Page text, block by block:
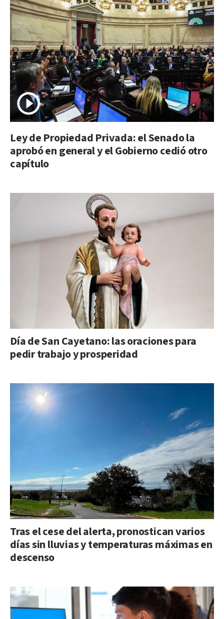
Ley de Propiedad Privada: el Senado la
aprobó en general y el Gobierno cedió otro
capítulo
Día de San Cayetano: las oraciones para
pedir trabajo y prosperidad
Tras el cese del alerta, pronostican varios
días sin lluvias y temperaturas máximas en
descenso